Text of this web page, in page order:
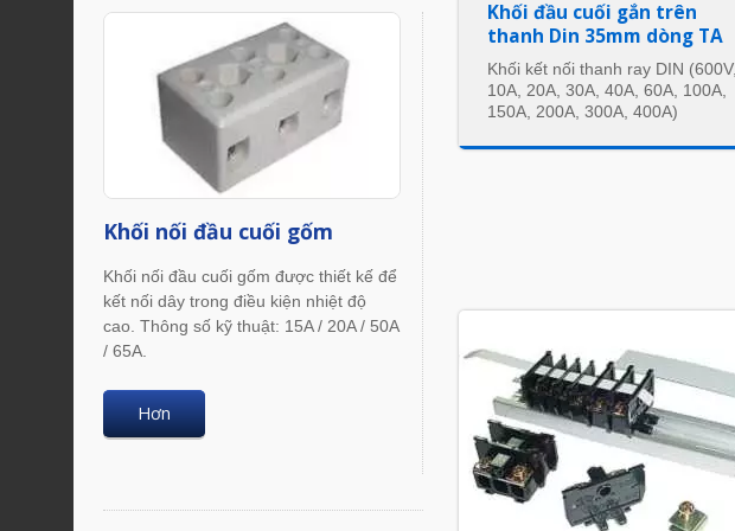
Khối nối đầu cuối gốm
Khối nối đầu cuối gốm được thiết kế để
kết nối dây trong điều kiện nhiệt độ
cao. Thông số kỹ thuật: 15A / 20A / 50A
/ 65A.
Hơn
Khối đầu cuối gắn trên
thanh Din 35mm dòng TA
Khối kết nối thanh ray DIN (600V,
10A, 20A, 30A, 40A, 60A, 100A,
150A, 200A, 300A, 400A)